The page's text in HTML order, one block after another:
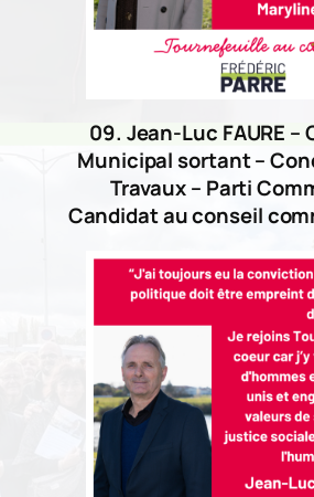
09. Jean-Luc FAURE –
Municipal sortant –
Travaux – Parti
Candidat au conseil